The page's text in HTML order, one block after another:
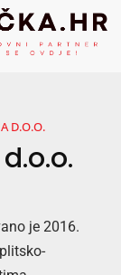
D.o.o.
je 2016.